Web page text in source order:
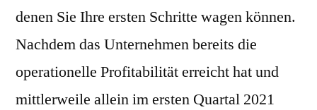
denen Sie Ihre ersten Schritte wagen können.
Nachdem das Unternehmen bereits die
operationelle Profitabilität erreicht hat und
mittlerweile allein im ersten Quartal 2021